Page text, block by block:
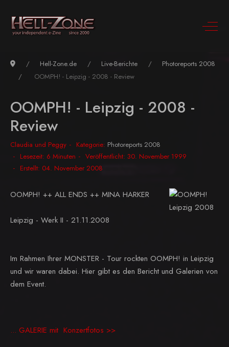
Hell-Zone.de Live-Berichte
Photoreports 2008
OOMPH! - Leipzig - 2008 - Review
OOMPH! - Leipzig - 2008 -
Review
Claudia und Peggy Kategorie: Photoreports 2008
Lesezeit: 6 Minuten
Veröffentlicht: 30. November 1999
Erstellt: 04. November 2008
OOMPH! ++ ALL ENDS ++ MINA HARKER
Leipzig - Werk II - 21.11.2008
Im Rahmen Ihrer MONSTER - Tour rockten OOMPH! in Leipzig
und wir waren dabei. Hier gibt es den Bericht und Galerien von
dem Event.
... GALERIE mit Konzertfotos >>